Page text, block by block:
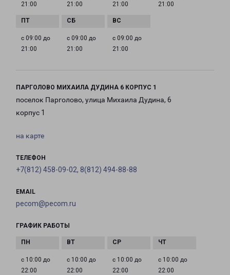
21:00
21:00
21:00
21:00
с 09:00 до
21:00
с 09:00 до
21:00
с 09:00 до
21:00
ПАРГОЛОВО МИХАИЛА ДУДИНА 6 КОРПУС 1
поселок Парголово, улица Михаила Дудина, 6
корпус 1
на карте
ТЕЛЕФОН
+7(812) 458-09-02, 8(812) 494-88-88
EMAIL
pecom@pecom.ru
ГРАФИК РАБОТЫ
с 10:00 до
22:00
с 10:00 до
22:00
с 10:00 до
22:00
с 10:00 до
22:00